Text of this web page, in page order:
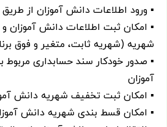
▪ ورود اطلاعات دانش آموزان از طریق
▪ امکان ثبت اطلاعات دانش آموزان
شهریه (شهریه ثابت، متغیر و فوق
▪ صدور خودکار سند حسابداری
آموزان
▪ امکان ثبت تخفیف شهریه دانش
▪ امکان قسط بندی شهریه دانش